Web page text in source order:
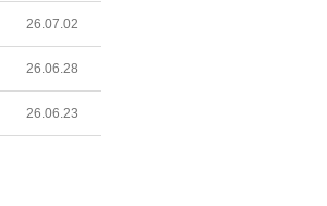
26.07.02
26.06.28
26.06.23